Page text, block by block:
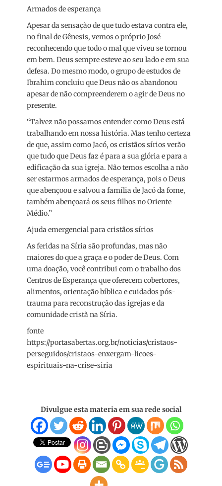
Armados de esperança
Apesar da sensação de que tudo estava contra ele,
no final de Gênesis, vemos o próprio José
reconhecendo que todo o mal que viveu se tornou
em bem. Deus sempre esteve ao seu lado e em sua
defesa. Do mesmo modo, o grupo de estudos de
Ibrahim concluiu que Deus não os abandonou
apesar de não compreenderem o agir de Deus no
presente.
“Talvez não possamos entender como Deus está
trabalhando em nossa história. Mas tenho certeza
de que, assim como Jacó, os cristãos sírios verão
que tudo que Deus faz é para a sua glória e para a
edificação da sua igreja. Não temos escolha a não
ser estarmos armados de esperança, pois o Deus
que abençoou e salvou a família de Jacó da fome,
também abençoará os seus filhos no Oriente
Médio.”
Ajuda emergencial para cristãos sírios
As feridas na Síria são profundas, mas não
maiores do que a graça e o poder de Deus. Com
uma doação, você contribui com o trabalho dos
Centros de Esperança que oferecem cobertores,
alimentos, orientação bíblica e cuidados pós-
trauma para reconstrução das igrejas e da
comunidade cristã na Síria.
fonte
https://portasabertas.org.br/noticias/cristaos-
perseguidos/cristaos-enxergam-licoes-
espirituais-na-crise-siria
Divulgue esta materia em sua rede social